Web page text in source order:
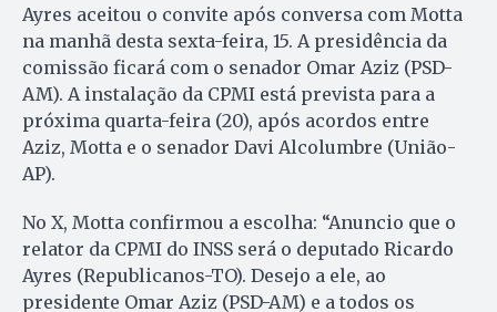
Ayres aceitou o convite após conversa com Motta
na manhã desta sexta-feira, 15. A presidência da
comissão ficará com o senador Omar Aziz (PSD-
AM). A instalação da CPMI está prevista para a
próxima quarta-feira (20), após acordos entre
Aziz, Motta e o senador Davi Alcolumbre (União-
AP).
No X, Motta confirmou a escolha: “Anuncio que o
relator da CPMI do INSS será o deputado Ricardo
Ayres (Republicanos-TO). Desejo a ele, ao
presidente Omar Aziz (PSD-AM) e a todos os